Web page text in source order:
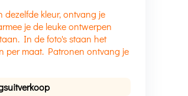
dezelfde kleur, ontvang je
je de leuke ontwerpen
In de foto's staan het
per maat. Patronen ontvang je